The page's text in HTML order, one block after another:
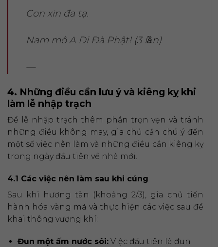
Con xin đa tạ.
Nam mô A Di Đà Phật! (3 lần)
—
4. Những điều cần lưu ý và kiêng kỵ khi
làm lễ nhập trạch
Để lễ nhập trạch thêm phần trọn vẹn và tránh
những điều không may, gia chủ cần chú ý đến
một số việc nên làm và những điều cần kiêng kỵ
trong ngày đầu tiên về nhà mới.
4.1 Các việc nên làm sau khi cúng
Sau khi hương tàn (khoảng 2/3), gia chủ tiến
hành hóa vàng mã và thực hiện các việc sau để
khai thông vượng khí:
Đun một ấm nước sôi:Việc đầu tiên là đun